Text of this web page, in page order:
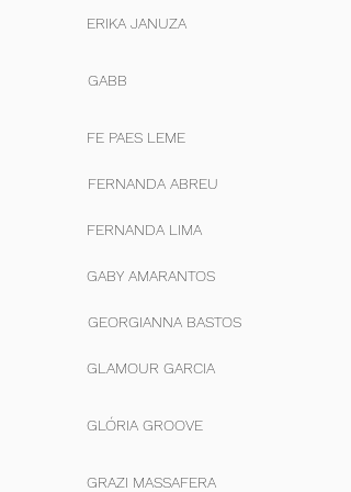
ERIKA JANUZA
GABB
FE PAES LEME
FERNANDA ABREU
FERNANDA LIMA
GABY AMARANTOS
GEORGIANNA BASTOS
GLAMOUR GARCIA
GLÓRIA GROOVE
GRAZI MASSAFERA